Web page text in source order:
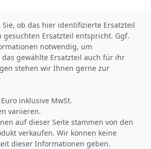
ob das hier identifizierte Ersatzteil
gesuchten Ersatzteil entspricht. Ggf.
notwendig, um
gewählte Ersatzteil auch für ihr
stehen wir Ihnen gerne zur
inklusive MwSt.
variieren.
auf dieser Seite stammen von den
verkaufen. Wir können keine
dieser Informationen geben.